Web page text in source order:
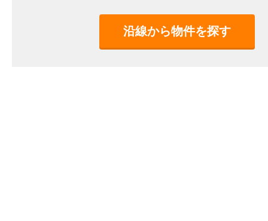
沿線から物件を探す